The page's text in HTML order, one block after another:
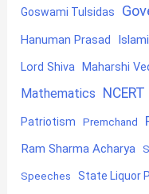
Goswami Tulsidas
Hanuman Prasad
Lord Shiva Maharshi
Mathematics
Patriotism Premchand
Ram Sharma Acharya
Speeches State Liquor